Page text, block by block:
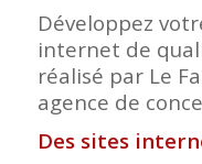
Développez
internet de
réalisé par Le
agence de
Des sites